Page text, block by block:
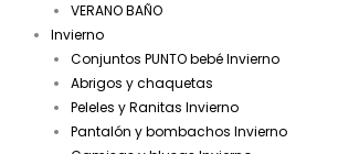
VERANO BAÑO
Invierno
Conjuntos PUNTO bebé Invierno
Abrigos y chaquetas
Peleles y Ranitas Invierno
Pantalón y bombachos Invierno